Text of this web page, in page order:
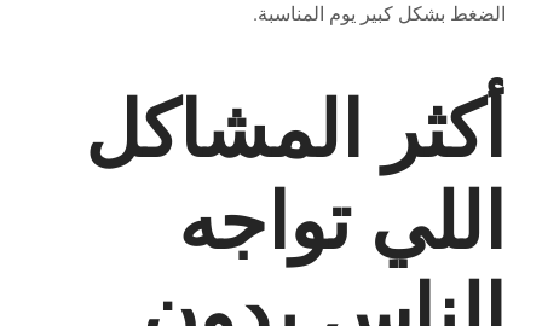
الضغط بشكل كبير يوم المناسبة.
أكثر المشاكل
اللي تواجه